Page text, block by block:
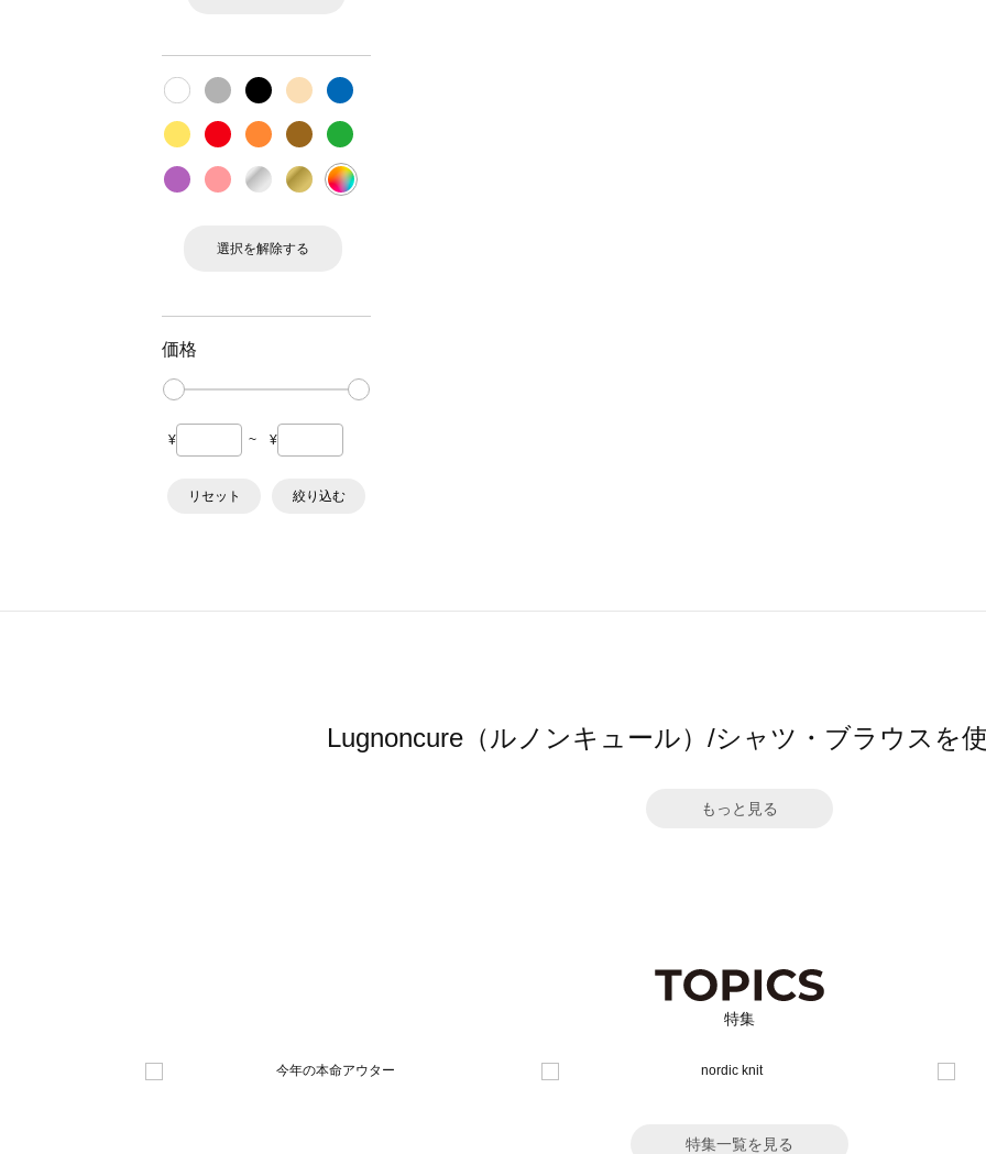
選択を解除する
価格
¥ ~ ¥
リセット 絞り込む
Lugnoncure（ルノンキュール）/シャツ・ブラウスを
もっと見る
特集
特集一覧を見る